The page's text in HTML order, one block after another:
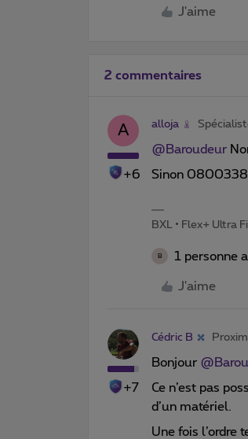
J'aime
2 commentaires
A
+6
alloja
@Baroudeur
Sinon
BXL • Flex+ Ultra
B 1 personne
J'aime
+7
Cédric B
Bonjour
Ce n’est pas
d’un matériel.
Une fois l’ordre